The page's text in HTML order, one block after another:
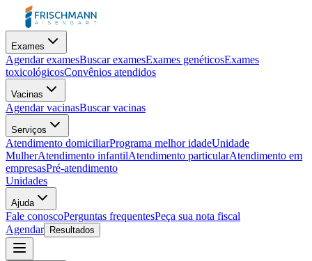
Exames
Agendar examesBuscar examesExames genéticosExames
toxicológicosConvênios atendidos
Vacinas
Agendar vacinasBuscar vacinas
Serviços
Atendimento domiciliarPrograma melhor idadeUnidade
MulherAtendimento infantilAtendimento particularAtendimento em
empresasPré-atendimento
Unidades
Ajuda
Fale conoscoPerguntas frequentesPeça sua nota fiscal
Agendar
Resultados